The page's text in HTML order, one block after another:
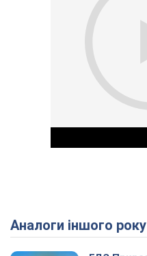
Аналоги іншого